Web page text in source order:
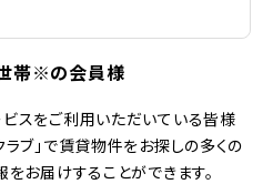
帯※の会員様
スをご利用いただいている皆様
ブ」で賃貸物件をお探しの多くの
お届けすることができます。